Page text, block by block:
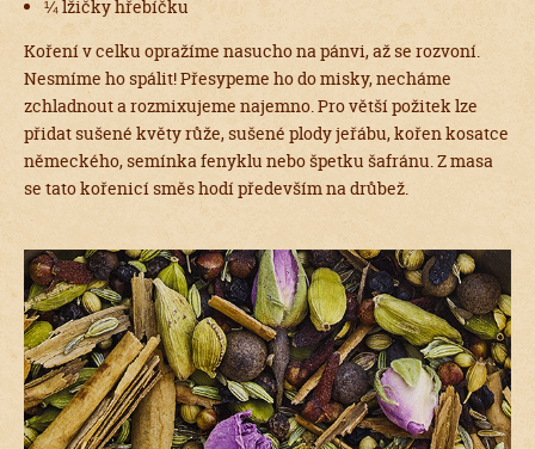
¼ lžičky hřebíčku
Koření v celku opražíme nasucho na pánvi, až se rozvoní.
Nesmíme ho spálit! Přesypeme ho do misky, necháme
zchladnout a rozmixujeme najemno. Pro větší požitek lze
přidat sušené květy růže, sušené plody jeřábu, kořen kosatce
německého, semínka fenyklu nebo špetku šafránu. Z masa
se tato kořenicí směs hodí především na drůbež.